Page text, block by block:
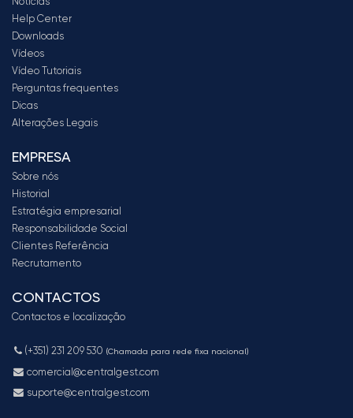
Help Center
Downloads
Vídeos
Vídeo Tutoriais
Perguntas frequentes
Dicas
Alterações Legais
EMPRESA
Sobre nós
Historial
Estratégia empresarial
Responsabilidade Social
Clientes Referência
Recrutamento
CONTACTOS
Contactos e localização
(+351) 231 209 530 (Chamada para rede fixa nacional)
comercial@centralgest.com
suporte@centralgest.com